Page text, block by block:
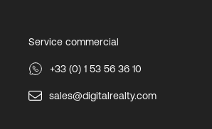
Service commercial
+33 (0) 1 53 56 36 10
sales@digitalrealty.com